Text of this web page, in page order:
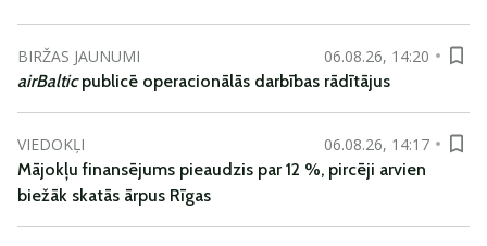
BIRŽAS JAUNUMI
06.08.26, 14:20
airBalticpublicē operacionālās darbības rādītājus
VIEDOKĻI
06.08.26, 14:17
Mājokļu finansējums pieaudzis par 12 %, pircēji arvien
biežāk skatās ārpus Rīgas